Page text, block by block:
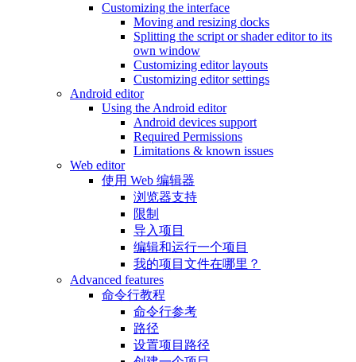
Customizing the interface
Moving and resizing docks
Splitting the script or shader editor to its
own window
Customizing editor layouts
Customizing editor settings
Android editor
Using the Android editor
Android devices support
Required Permissions
Limitations & known issues
Web editor
使用 Web 编辑器
浏览器支持
限制
导入项目
编辑和运行一个项目
我的项目文件在哪里？
Advanced features
命令行教程
命令行参考
路径
设置项目路径